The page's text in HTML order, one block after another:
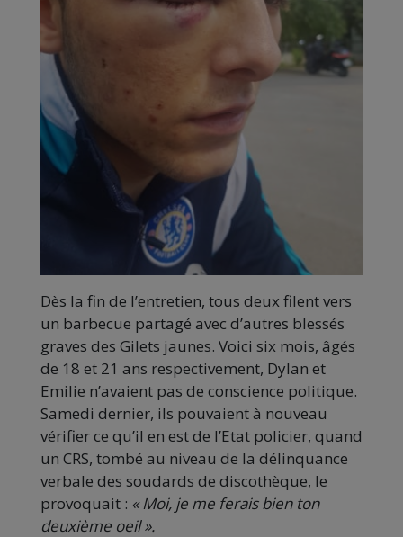
Dès la fin de l’entretien, tous deux filent vers
un barbecue partagé avec d’autres blessés
graves des Gilets jaunes. Voici six mois, âgés
de 18 et 21 ans respectivement, Dylan et
Emilie n’avaient pas de conscience politique.
Samedi dernier, ils pouvaient à nouveau
vérifier ce qu’il en est de l’Etat policier, quand
un CRS, tombé au niveau de la délinquance
verbale des soudards de discothèque, le
provoquait : « Moi, je me ferais bien ton
deuxième oeil ».